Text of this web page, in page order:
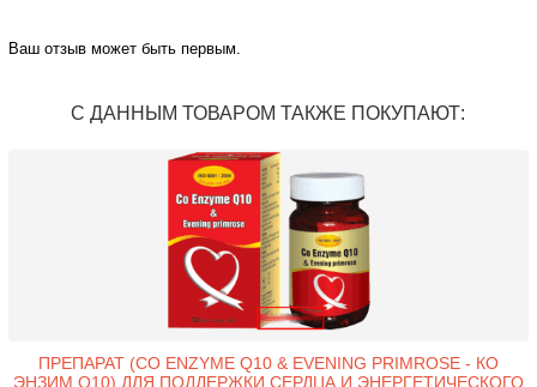
Ваш отзыв может быть первым.
С ДАННЫМ ТОВАРОМ ТАКЖЕ ПОКУПАЮТ:
ПРЕПАРАТ (CO ENZYME Q10 & EVENING PRIMROSE - КО
ЭНЗИМ Q10) ДЛЯ ПОДДЕРЖКИ СЕРДЦА И ЭНЕРГЕТИЧЕСКОГО